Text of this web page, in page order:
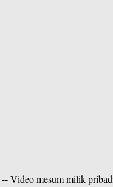
--Video mesum milik